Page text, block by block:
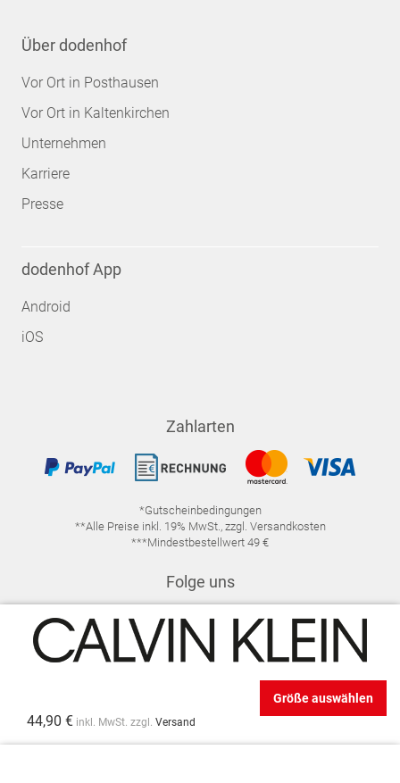
44,90 € inkl. MwSt. zzgl. Versand
Größe auswählen
Über dodenhof
Vor Ort in Posthausen
Vor Ort in Kaltenkirchen
Unternehmen
Karriere
Presse
dodenhof App
Android
iOS
Zahlarten
*Gutscheinbedingungen
**Alle Preise inkl. 19% MwSt., zzgl. Versandkosten
***Mindestbestellwert 49 €
Folge uns
IMPRESSUM
DATENSCHUTZ